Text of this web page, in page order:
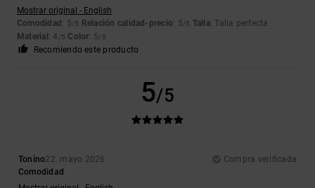
Mostrar original - English
Comodidad: 5/5 Relación calidad-precio: 5/5 Talla: Talla perfecta
Material: 4 /5 Color: 5/5
Recomiendo este producto
5/5
Tonino22. mayo 2026
Compra verificada
Comodidad